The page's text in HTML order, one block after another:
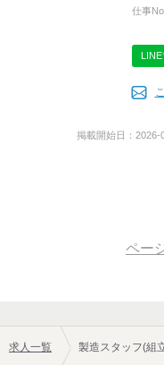
愛知県名古屋市中区栄二
有料職業紹介事業許可番号
23-ユ-301393
仕事No.
LINE
掲載開始日： 2026-
ペー
求人一覧 製造スタッフ(組